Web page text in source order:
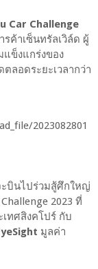
Car Challenge
าเซ็นทรัลเวิล์ด ผู้
ข็งแกร่งของ
ลอดระยะเวลากว่า
บินไปร่วมสู้ศึกใหญ่
2023 ที่
ทศสิงคโปร์ กับ
มูลค่า